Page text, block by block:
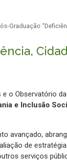
Graduação
o Observatório
e Inclusão
avançado,
de
serviços